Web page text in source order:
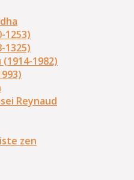
1253)
1325)
1982)
Reynaud
zen